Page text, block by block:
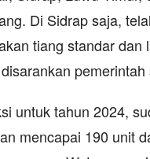
Di Sidrap saja,
tiang standar
untuk tahun 2024,
mencapai 190 unit